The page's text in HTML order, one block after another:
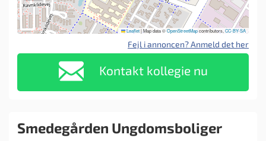
Leaflet|Map data ©OpenStreetMapcontributors,CC-BY-SA
Fejl i annoncen? Anmeld det her
Kontakt kollegie nu
Smedegården Ungdomsboliger